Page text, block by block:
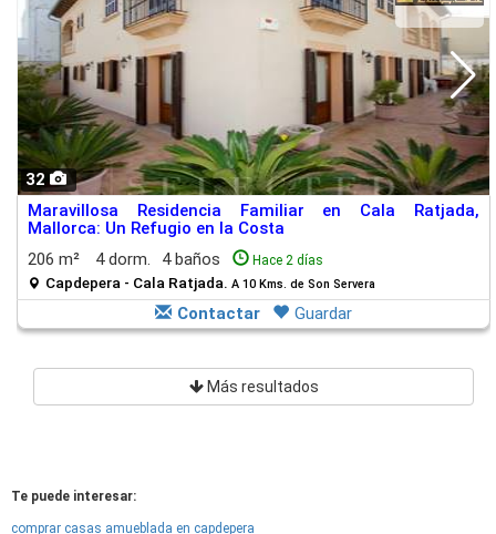
32
Maravillosa Residencia Familiar en Cala Ratjada,
Mallorca: Un Refugio en la Costa
206 m²
4 dorm. 4 baños Hace 2 días
Capdepera - Cala Ratjada. A 10 Kms. de Son Servera
Contactar Guardar
Más resultados
Te puede interesar:
comprar casas amueblada en capdepera